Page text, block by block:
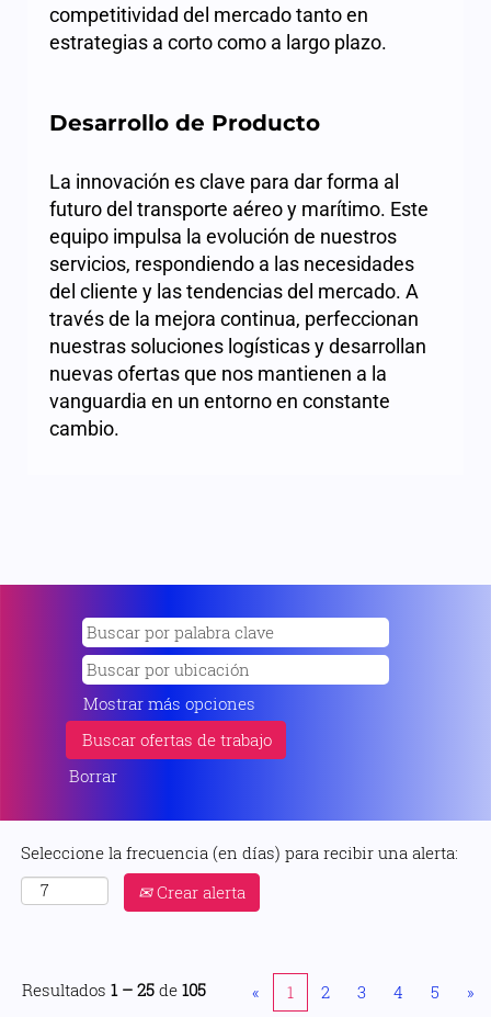
competitividad del mercado tanto en
estrategias a corto como a largo plazo.
Desarrollo de Producto
La innovación es clave para dar forma al
futuro del transporte aéreo y marítimo. Este
equipo impulsa la evolución de nuestros
servicios, respondiendo a las necesidades
del cliente y las tendencias del mercado. A
través de la mejora continua, perfeccionan
nuestras soluciones logísticas y desarrollan
nuevas ofertas que nos mantienen a la
vanguardia en un entorno en constante
cambio.
Mostrar más opciones
Borrar
Seleccione la frecuencia (en días) para recibir una alerta:
Crear alerta
Resultados 1 – 25 de 105 « 1 2 3 4 5 »